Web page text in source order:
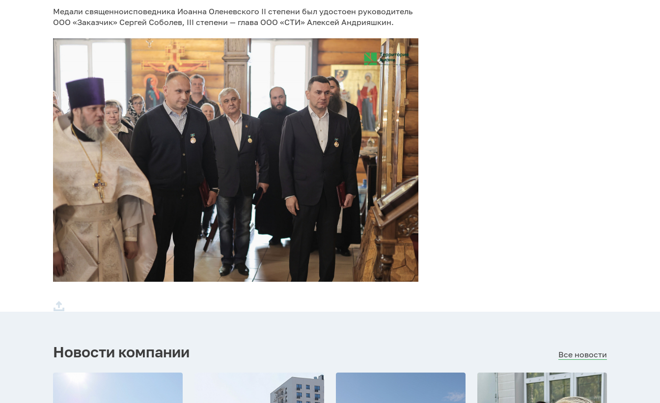
Медали священноисповедника Иоанна Оленевского II степени был удостоен руководитель
ООО «Заказчик» Сергей Соболев, III степени — глава ООО «СТИ» Алексей Андрияшкин.
Новости компании Все новости